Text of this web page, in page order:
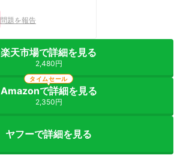
問題を報告
楽天市場で詳細を見る
2,480円
Amazonで詳細を見る
2,350円
タイムセール
ヤフーで詳細を見る